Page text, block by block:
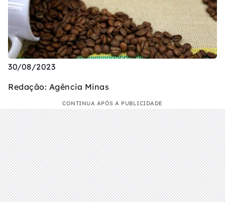
30/08/2023
Redação: Agência Minas
CONTINUA APÓS A PUBLICIDADE